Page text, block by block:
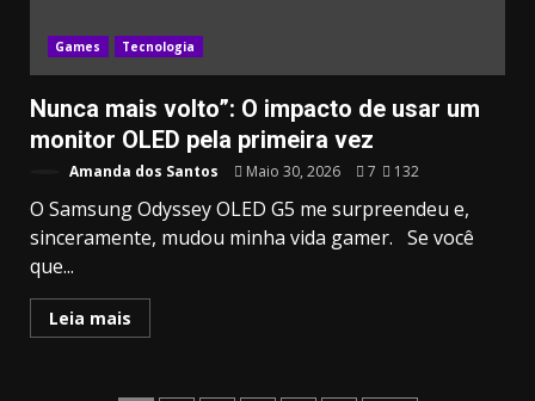
Games Tecnologia
Nunca mais volto”: O impacto de usar um
monitor OLED pela primeira vez
Amanda dos Santos Maio 30, 2026 7 132
O Samsung Odyssey OLED G5 me surpreendeu e,
sinceramente, mudou minha vida gamer. Se você
que...
Leia mais